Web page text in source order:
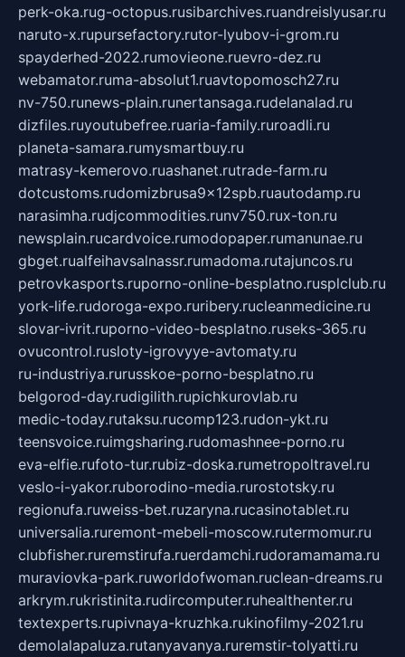
perk-oka.rug-octopus.rusibarchives.ruandreislyusar.ru
naruto-x.rupursefactory.rutor-lyubov-i-grom.ru
spayderhed-2022.rumovieone.ruevro-dez.ru
webamator.ruma-absolut1.ruavtopomosch27.ru
nv-750.runews-plain.runertansaga.rudelanalad.ru
dizfiles.ruyoutubefree.ruaria-family.ruroadli.ru
planeta-samara.rumysmartbuy.ru
matrasy-kemerovo.ruashanet.rutrade-farm.ru
dotcustoms.rudomizbrusa9x12spb.ruautodamp.ru
narasimha.rudjcommodities.runv750.rux-ton.ru
newsplain.rucardvoice.rumodopaper.rumanunae.ru
gbget.rualfeihavsalnassr.rumadoma.rutajuncos.ru
petrovkasports.ruporno-online-besplatno.rusplclub.ru
york-life.rudoroga-expo.ruribery.rucleanmedicine.ru
slovar-ivrit.ruporno-video-besplatno.ruseks-365.ru
ovucontrol.rusloty-igrovyye-avtomaty.ru
ru-industriya.rurusskoe-porno-besplatno.ru
belgorod-day.rudigilith.rupichkurovlab.ru
medic-today.rutaksu.rucomp123.rudon-ykt.ru
teensvoice.ruimgsharing.rudomashnee-porno.ru
eva-elfie.rufoto-tur.rubiz-doska.rumetropoltravel.ru
veslo-i-yakor.ruborodino-media.rurostotsky.ru
regionufa.ruweiss-bet.ruzaryna.rucasinotablet.ru
universalia.ruremont-mebeli-moscow.rutermomur.ru
clubfisher.ruremstirufa.ruerdamchi.rudoramamama.ru
muraviovka-park.ruworldofwoman.ruclean-dreams.ru
arkrym.rukristinita.rudircomputer.ruhealthenter.ru
textexperts.rupivnaya-kruzhka.rukinofilmy-2021.ru
demolalapaluza.rutanyavanya.ruremstir-tolyatti.ru